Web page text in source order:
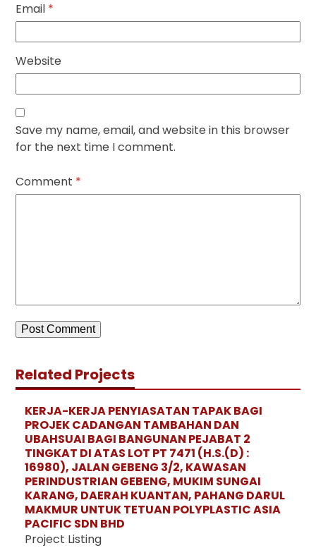
Email *
Website
Save my name, email, and website in this browser
for the next time I comment.
Comment *
Related Projects
KERJA-KERJA PENYIASATAN TAPAK BAGI
PROJEK CADANGAN TAMBAHAN DAN
UBAHSUAI BAGI BANGUNAN PEJABAT 2
TINGKAT DI ATAS LOT PT 7471 (H.S.(D) :
16980), JALAN GEBENG 3/2, KAWASAN
PERINDUSTRIAN GEBENG, MUKIM SUNGAI
KARANG, DAERAH KUANTAN, PAHANG DARUL
MAKMUR UNTUK TETUAN POLYPLASTIC ASIA
PACIFIC SDN BHD
Project Listing